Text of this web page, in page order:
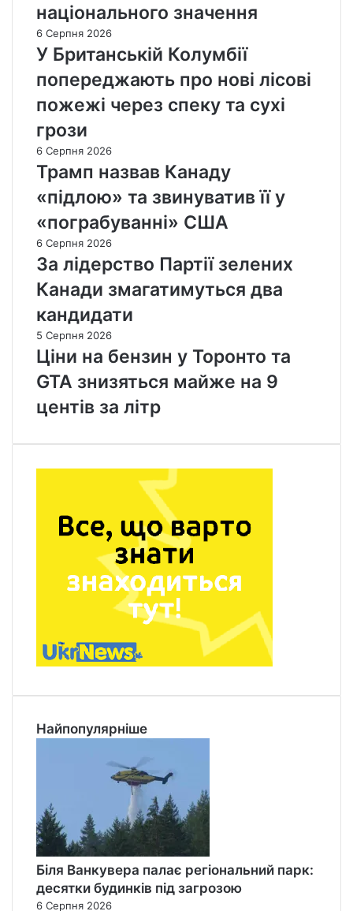
національного значення
6 Серпня 2026
У Британській Колумбії
попереджають про нові лісові
пожежі через спеку та сухі
грози
6 Серпня 2026
Трамп назвав Канаду
«підлою» та звинуватив її у
«пограбуванні» США
6 Серпня 2026
За лідерство Партії зелених
Канади змагатимуться два
кандидати
5 Серпня 2026
Ціни на бензин у Торонто та
GTA знизяться майже на 9
центів за літр
Найпопулярніше
Біля Ванкувера палає регіональний парк:
десятки будинків під загрозою
6 Серпня 2026